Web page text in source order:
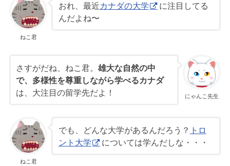
ねこ君
おれ、最近カナダの大学
に注目してる
んだよね〜
にゃんこ先生
さすがだね、ねこ君。雄大な自然の中
で、多様性を尊重しながら学べるカナダ
は、大注目の留学先だよ！
ねこ君
でも、どんな大学があるんだろう？ トロ
ント大学
については学んだしな・・・